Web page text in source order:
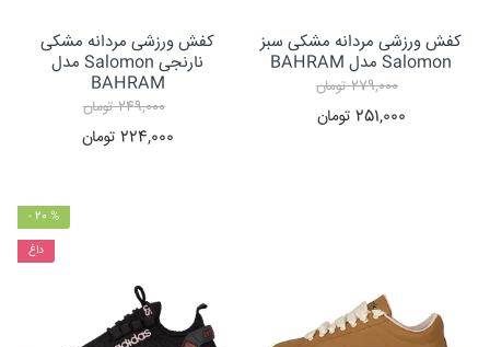
کفش ورزشی مردانه مشکی سبز
Salomon مدل BAHRAM
279,000 تومان
251,000 تومان
کفش ورزشی مردانه مشکی
نارنجی Salomon مدل
BAHRAM
249,000 تومان
224,000 تومان
- 20 %
داغ